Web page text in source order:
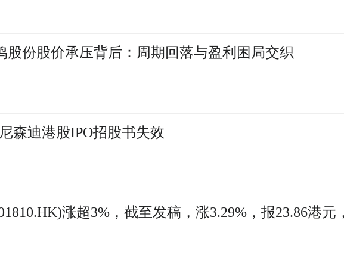
股份股价承压背后：周期回落与盈利困局交织
森迪港股IPO招股书失效
涨超3%，截至发稿，涨3.29%，报23.86港元